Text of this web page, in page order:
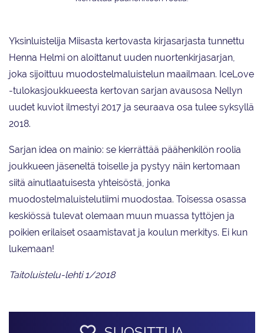
Yksinluistelija Miisasta kertovasta kirjasarjasta tunnettu
Henna Helmi on aloittanut uuden nuortenkirjasarjan,
joka sijoittuu muodostelmaluistelun maailmaan. IceLove
-tulokasjoukkueesta kertovan sarjan avausosa Nellyn
uudet kuviot ilmestyi 2017 ja seuraava osa tulee syksyllä
2018.
Sarjan idea on mainio: se kierrättää päähenkilön roolia
joukkueen jäseneltä toiselle ja pystyy näin kertomaan
siitä ainutlaatuisesta yhteisöstä, jonka
muodostelmaluistelutiimi muodostaa. Toisessa osassa
keskiössä tulevat olemaan muun muassa tyttöjen ja
poikien erilaiset osaamistavat ja koulun merkitys. Ei kun
lukemaan!
Taitoluistelu-lehti 1/2018